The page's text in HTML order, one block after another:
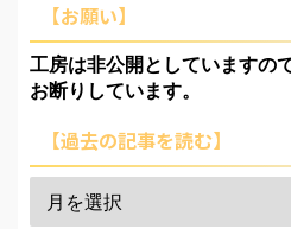
【お願い】
工房は非公開としていますの
お断りしています。
【過去の記事を読む】